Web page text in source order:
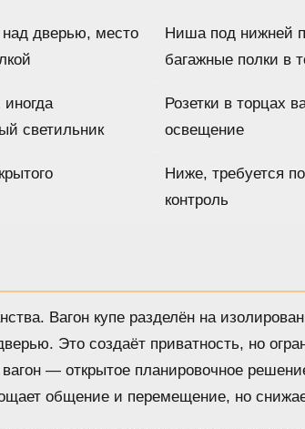
над дверью, место
Ниша под нижней
багажные полки в
иногда
светильник
Розетки в торцах
освещение
Ниже, требуется
контроль
Вагон купе разделён на
Это создаёт приватность, но
— открытое планировочное
общение и перемещение, но